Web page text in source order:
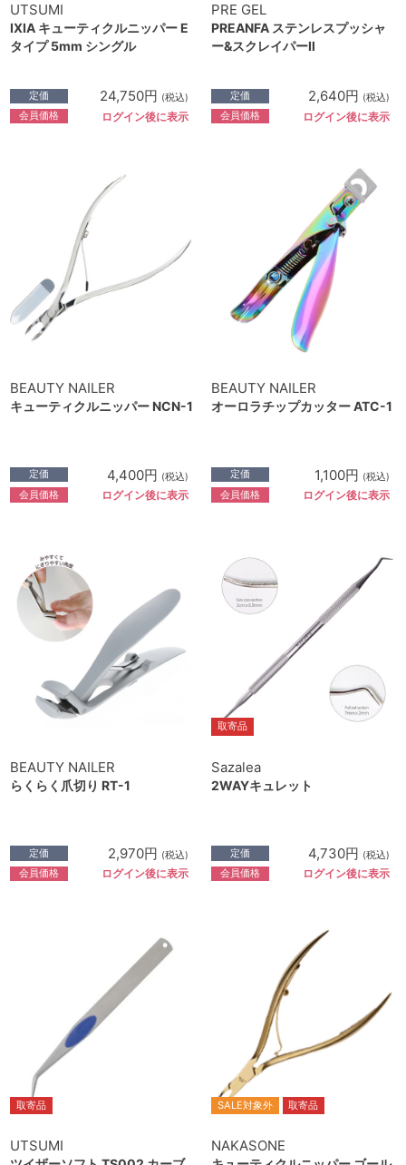
UTSUMI
IXIA キューティクルニッパー E
タイプ 5mm シングル
定価 24,750円 (税込)
会員価格 ログイン後に表示
PRE GEL
PREANFA ステンレスプッシャ
ー&スクレイパーⅡ
定価 2,640円 (税込)
会員価格 ログイン後に表示
BEAUTY NAILER
キューティクルニッパー NCN-1
定価 4,400円 (税込)
会員価格 ログイン後に表示
BEAUTY NAILER
オーロラチップカッター ATC-1
定価 1,100円 (税込)
会員価格 ログイン後に表示
BEAUTY NAILER
らくらく爪切り RT-1
定価 2,970円 (税込)
会員価格 ログイン後に表示
取寄品
Sazalea
2WAYキュレット
定価 4,730円 (税込)
会員価格 ログイン後に表示
取寄品
UTSUMI
SALE対象外 取寄品
NAKASONE